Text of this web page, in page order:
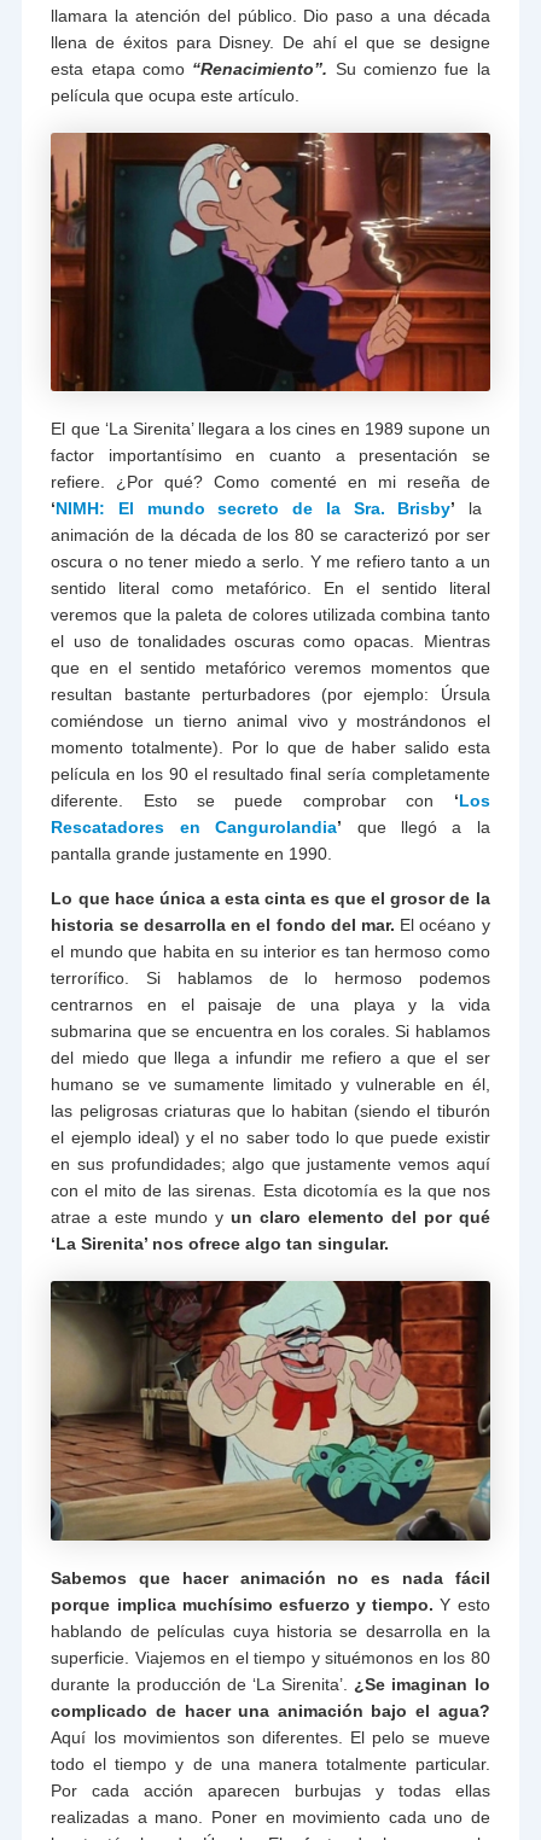
llamara la atención del público. Dio paso a una década
llena de éxitos para Disney. De ahí el que se designe
esta etapa como “Renacimiento”. Su comienzo fue la
película que ocupa este artículo.
El que ‘La Sirenita’ llegara a los cines en 1989 supone un
factor importantísimo en cuanto a presentación se
refiere. ¿Por qué? Como comenté en mi reseña de
‘NIMH: El mundo secreto de la Sra. Brisby’ la
animación de la década de los 80 se caracterizó por ser
oscura o no tener miedo a serlo. Y me refiero tanto a un
sentido literal como metafórico. En el sentido literal
veremos que la paleta de colores utilizada combina tanto
el uso de tonalidades oscuras como opacas. Mientras
que en el sentido metafórico veremos momentos que
resultan bastante perturbadores (por ejemplo: Úrsula
comiéndose un tierno animal vivo y mostrándonos el
momento totalmente). Por lo que de haber salido esta
película en los 90 el resultado final sería completamente
diferente. Esto se puede comprobar con ‘Los
Rescatadores en Cangurolandia’ que llegó a la
pantalla grande justamente en 1990.
Lo que hace única a esta cinta es que el grosor de la
historia se desarrolla en el fondo del mar. El océano y
el mundo que habita en su interior es tan hermoso como
terrorífico. Si hablamos de lo hermoso podemos
centrarnos en el paisaje de una playa y la vida
submarina que se encuentra en los corales. Si hablamos
del miedo que llega a infundir me refiero a que el ser
humano se ve sumamente limitado y vulnerable en él,
las peligrosas criaturas que lo habitan (siendo el tiburón
el ejemplo ideal) y el no saber todo lo que puede existir
en sus profundidades; algo que justamente vemos aquí
con el mito de las sirenas. Esta dicotomía es la que nos
atrae a este mundo y un claro elemento del por qué
‘La Sirenita’ nos ofrece algo tan singular.
Sabemos que hacer animación no es nada fácil
porque implica muchísimo esfuerzo y tiempo. Y esto
hablando de películas cuya historia se desarrolla en la
superficie. Viajemos en el tiempo y situémonos en los 80
durante la producción de ‘La Sirenita’. ¿Se imaginan lo
complicado de hacer una animación bajo el agua?
Aquí los movimientos son diferentes. El pelo se mueve
todo el tiempo y de una manera totalmente particular.
Por cada acción aparecen burbujas y todas ellas
realizadas a mano. Poner en movimiento cada uno de